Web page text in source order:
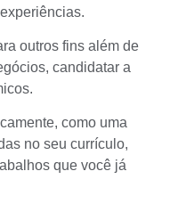
outros fins além de
candidatar a
como uma
no seu currículo,
que você já